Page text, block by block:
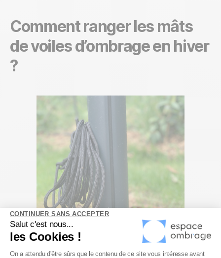
CONTINUER SANS ACCEPTER
Salut c'est nous...
les Cookies !
Plateforme de Gestion du
On a attendu d'être sûrs que le contenu de ce site vous intéresse avant
Comment ranger les mâts
de voiles d’ombrage en hiver
?